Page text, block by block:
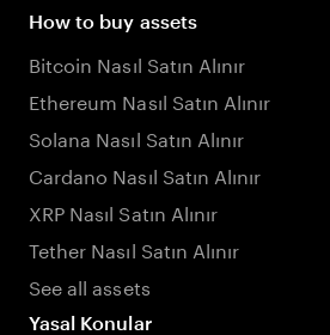
How to buy assets
Bitcoin Nasıl Satın Alınır
Ethereum Nasıl Satın Alınır
Solana Nasıl Satın Alınır
Cardano Nasıl Satın Alınır
XRP Nasıl Satın Alınır
Tether Nasıl Satın Alınır
See all assets
Yasal Konular